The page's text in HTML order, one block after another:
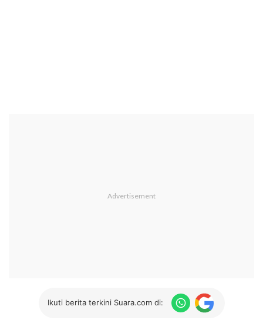
Ikuti berita terkini Suara.com di: